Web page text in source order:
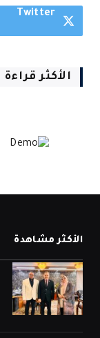
Twitter
الأكثر قراءة
الأكثر مشاهدة